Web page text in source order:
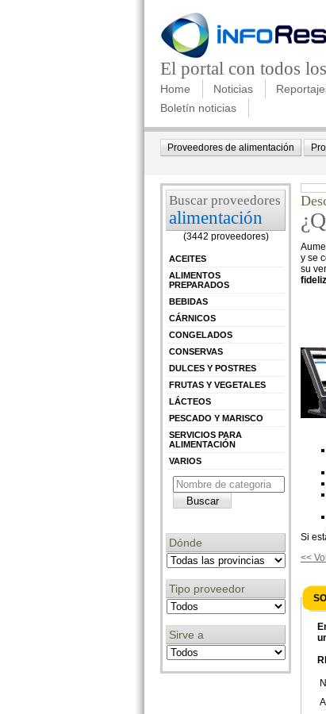
El portal con todos
Home Noticias
Boletín noticias
Proveedores de alimentación
Buscar proveedores
alimentación
(3442 proveedores)
ACEITES
ALIMENTOS
PREPARADOS
BEBIDAS
CÁRNICOS
CONGELADOS
CONSERVAS
DULCES Y POSTRES
FRUTAS Y VEGETALES
LÁCTEOS
PESCADO Y MARISCO
SERVICIOS PARA
ALIMENTACIÓN
VARIOS
Dónde
Tipo proveedor
Sirve a
y se
su
Si
<<